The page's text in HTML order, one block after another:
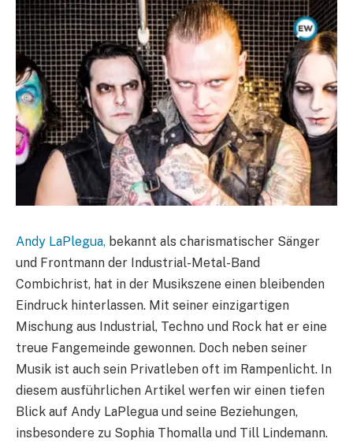
Andy LaPlegua, bekannt als charismatischer Sänger
und Frontmann der Industrial-Metal-Band
Combichrist, hat in der Musikszene einen bleibenden
Eindruck hinterlassen. Mit seiner einzigartigen
Mischung aus Industrial, Techno und Rock hat er eine
treue Fangemeinde gewonnen. Doch neben seiner
Musik ist auch sein Privatleben oft im Rampenlicht. In
diesem ausführlichen Artikel werfen wir einen tiefen
Blick auf Andy LaPlegua und seine Beziehungen,
insbesondere zu Sophia Thomalla und Till Lindemann.